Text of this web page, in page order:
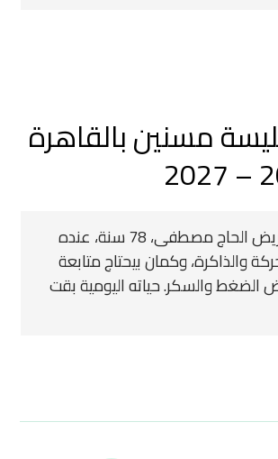
مسنين بالقاهرة
البداية: عن المريض الحاج مصطفى، 78 سنة، عنده
والذاكرة، وكمان بيحتاج متابعة
الضغط والسكر. حياته اليومية بقت